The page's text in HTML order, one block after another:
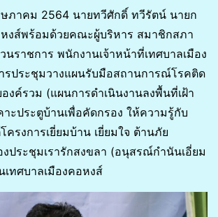
ภาคม 2564 นายทวีศักดิ์ ทวีรัตน์ นายก
หงส์พร้อมด้วยคณะผู้บริหาร สมาชิกสภา
นราชการ พนักงานเจ้าหน้าที่เทศบาลเมือง
รประชุมวางแผนรับมือสถานการณ์โรคติด
งค์รวม (แผนการดำเนินงานลงพื้นที่เฝ้า
าะประตูบ้านเพื่อคัดกรอง ให้ความรู้กับ
รงการเยี่ยมบ้าน เยี่ยมใจ ต้านภัย
ประชุมเรารักสงขลา (อนุสรณ์กำนันเอี่ยม
ทศบาลเมืองคอหงส์